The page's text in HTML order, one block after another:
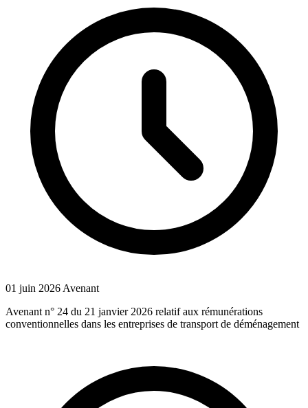
01 juin 2026 Avenant
Avenant n° 24 du 21 janvier 2026 relatif aux rémunérations
conventionnelles dans les entreprises de transport de déménagement